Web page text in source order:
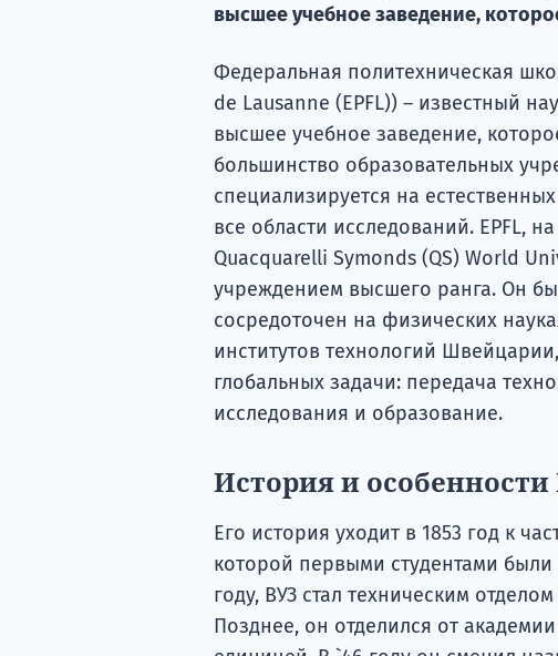
высшее учебное заведение,
Федеральная политехническая
de Lausanne (EPFL)) – известный
высшее учебное заведение,
большинство образовательных
специализируется на
все области исследований. EPFL,
Quacquarelli Symonds (QS) World
учреждением высшего ранга. Он
сосредоточен на физических
институтов технологий
глобальных задачи: передача
исследования и образование.
История и особенности
Его история уходит в 1853 год к
которой первыми студентами
году, ВУЗ стал техническим
Позднее, он отделился от